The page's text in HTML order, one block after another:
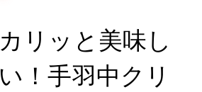
カリッと美味し
い！手羽中クリ